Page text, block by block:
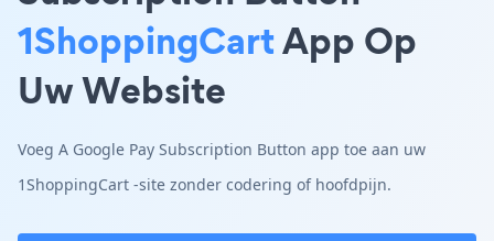
1ShoppingCartApp Op
Uw Website
Voeg A Google Pay Subscription Button app toe aan uw
1ShoppingCart -site zonder codering of hoofdpijn.